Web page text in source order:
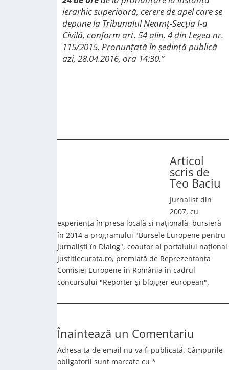
ierarhic superioară, cerere de apel care se
depune la Tribunalul Neamţ-Secţia I-a
Civilă, conform art. 54 alin. 4 din Legea nr.
115/2015. Pronunţată în şedinţă publică
azi, 28.04.2016, ora 14:30.”
Articol
scris de
Teo Baciu
Jurnalist din
2007, cu
experiență în presa locală și națională, bursieră
în 2014 a programului "Bursele Europene pentru
Jurnaliști în Dialog", coautor al portalului național
justitiecurata.ro, premiată de Reprezentanța
Comisiei Europene în România în cadrul
concursului "Reporter și blogger european".
Înaintează un Comentariu
Adresa ta de email nu va fi publicată. Câmpurile
obligatorii sunt marcate cu *